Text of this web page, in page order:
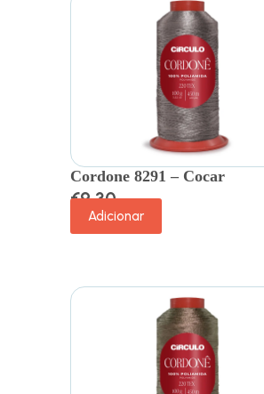
Cordone 8291 – Cocar
€9.30
Adicionar